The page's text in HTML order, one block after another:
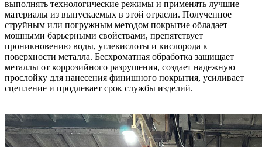
выполнять технологические режимы и применять лучшие
материалы из выпускаемых в этой отрасли. Полученное
струйным или погружным методом покрытие обладает
мощными барьерными свойствами, препятствует
проникновению воды, углекислоты и кислорода к
поверхности металла. Бесхроматная обработка защищает
металлы от коррозийного разрушения, создает надежную
прослойку для нанесения финишного покрытия, усиливает
сцепление и продлевает срок службы изделий.